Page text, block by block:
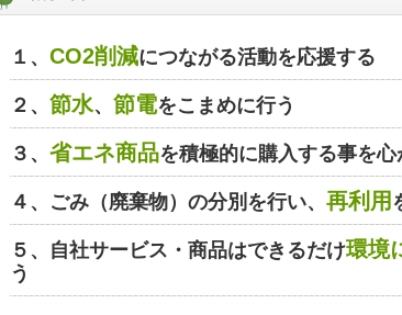
１、 CO2削減につながる活動を応援する
２、 節水、 節電をこまめに行う
３、 省エネ商品を積極的に購入する事を心
４、ごみ（廃棄物）の分別を行い、 再利用
５、自社サービス・商品はできるだけ環境
う